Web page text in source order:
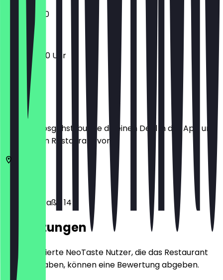
13:30 - 18:00
10:00 - 18:00 Uhr
Bevor du losgehst, buche dir einen Deal in der App und
zeige ihn im Restaurant vor.
Gangolfstraße 14
Bewertungen
Nur registrierte NeoTaste Nutzer, die das Restaurant
besucht haben, können eine Bewertung abgeben.